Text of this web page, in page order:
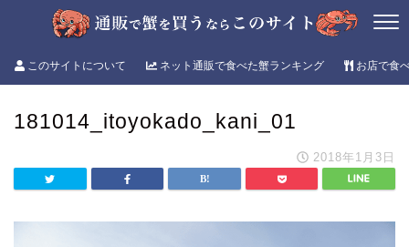
このサイトについて ネット通販で食べた蟹ランキング お店で食
181014_itoyokado_kani_01
2018年1月3日